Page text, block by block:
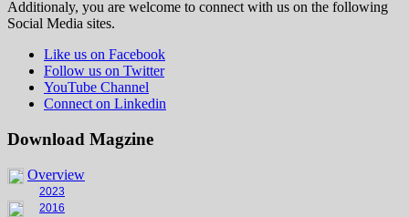
Additionaly, you are welcome to connect with us on the following
Social Media sites.
Like us on Facebook
Follow us on Twitter
YouTube Channel
Connect on Linkedin
Download Magzine
Overview
2023
2016